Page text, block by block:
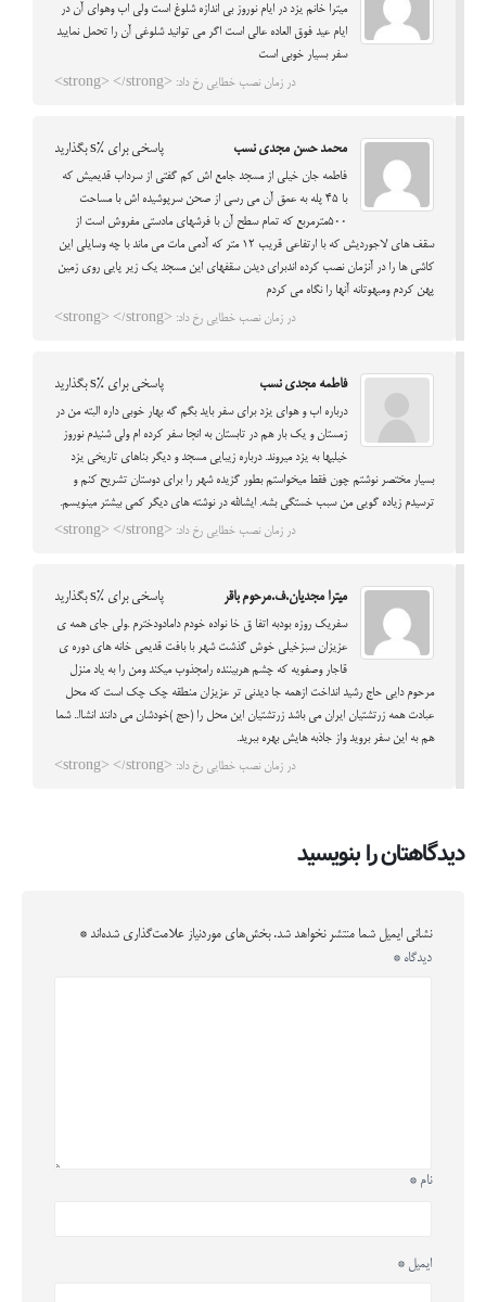
میترا خانم یزد در ایام نوروز بی اندازه شلوغ است ولی اب وهوای آن در
ایام عید فوق العاده عالی است اگر می توانید شلوغی آن را تحمل نمایید
سفر بسیار خوبی است
در زمان نصب خطایی رخ داد: <strong> </strong>
محمد حسن مجدی نسب پاسخی برای %s بگذارید
فاطمه جان خیلی از مسجد جامع اش کم گفتی از سرداب قدیمیش که
با 45 پله به عمق آن می رسی از صحن سرپوشیده اش با مساحت
500مترمربع که تمام سطح آن با فرشهای مادستی مفروش است از
سقف های لاجوردیش که با ارتفاعی قریب 12 متر که آدمی مات می ماند با چه وسایلی این
کاشی ها را در آنزمان نصب کرده اندبرای دیدن سقفهای این مسجد یک زیر پایی روی زمین
پهن کردم ومبهوتانه آنها را نگاه می کردم
در زمان نصب خطایی رخ داد: <strong> </strong>
فاطمه مجدی نسب پاسخی برای %s بگذارید
درباره اب و هوای یزد برای سفر باید بگم گه بهار خوبی داره البته من در
زمستان و یک بار هم در تابستان به انجا سفر کرده ام ولی شنیدم نوروز
خیلیها به یزد میروند. درباره زیبایی مسجد و دیگر بناهای تاریخی یزد
بسیار مختصر نوشتم چون فقط میخواستم بطور گزیده شهر را برای دوستان تشریح کنم و
ترسیدم زیاده گویی من سبب خستگی بشه. ایشالله در نوشته های دیگر کمی بیشتر مینویسم.
در زمان نصب خطایی رخ داد: <strong> </strong>
میترا مجدیان.ف.مرحوم باقر پاسخی برای %s بگذارید
سفریک روزه بودبه اتفا ق خا نواده خودم دامادودخترم .ولی جای همه ی
عزیزان سبزخیلی خوش گذشت شهر با بافت قدیمی خانه های دوره ی
قاجار وصفویه که چشم هربیننده رامجذوب میکند ومن را به یاد منزل
مرحوم دایی حاج رشید انداخت ازهمه جا دیدنی تر عزیزان منطقه چک چک است که محل
عبادت همه زرتشتیان ایران می باشد زرتشتیان این محل را (حج )خودشان می دانند انشاا.. شما
هم به این سفر بروید واز جاذبه هایش بهره ببرید.
در زمان نصب خطایی رخ داد: <strong> </strong>
دیدگاهتان را بنویسید
نشانی ایمیل شما منتشر نخواهد شد. بخش‌های موردنیاز علامت‌گذاری شده‌اند *
دیدگاه *
نام *
ایمیل *